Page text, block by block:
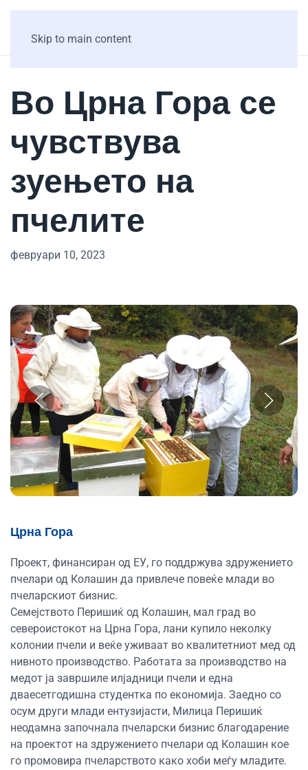
Skip to main content
Во Црна Гора се
чувствува
зуењето на
пчелите
февруари 10, 2023
Црна Гора
Проект, финансиран од ЕУ, го поддржува здружението
пчелари од Колашин да привлече повеќе млади во
пчеларскиот бизнис.
Семејството Перишиќ од Колашин, мал град во
североистокот на Црна Гора, лани купило неколку
колонии пчели и веќе уживаат во квалитетниот мед од
нивното производство. Работата за производство на
медот ја завршиле илјадници пчели и една
дваесетгодишна студентка по економија. Заедно со
осум други млади ентузијасти, Милица Перишиќ
неодамна започнала пчеларски бизнис благодарение
на проектот на здружението пчелари од Колашин кое
го промовира пчеларството како хоби меѓу младите.